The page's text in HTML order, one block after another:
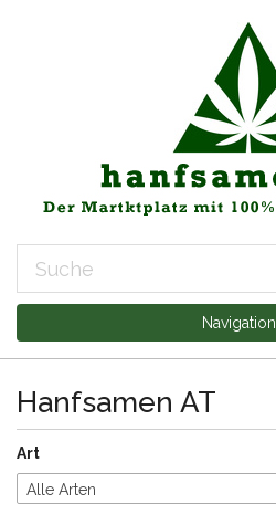
Navigation
Hanfsamen AT
Art
Alle Arten